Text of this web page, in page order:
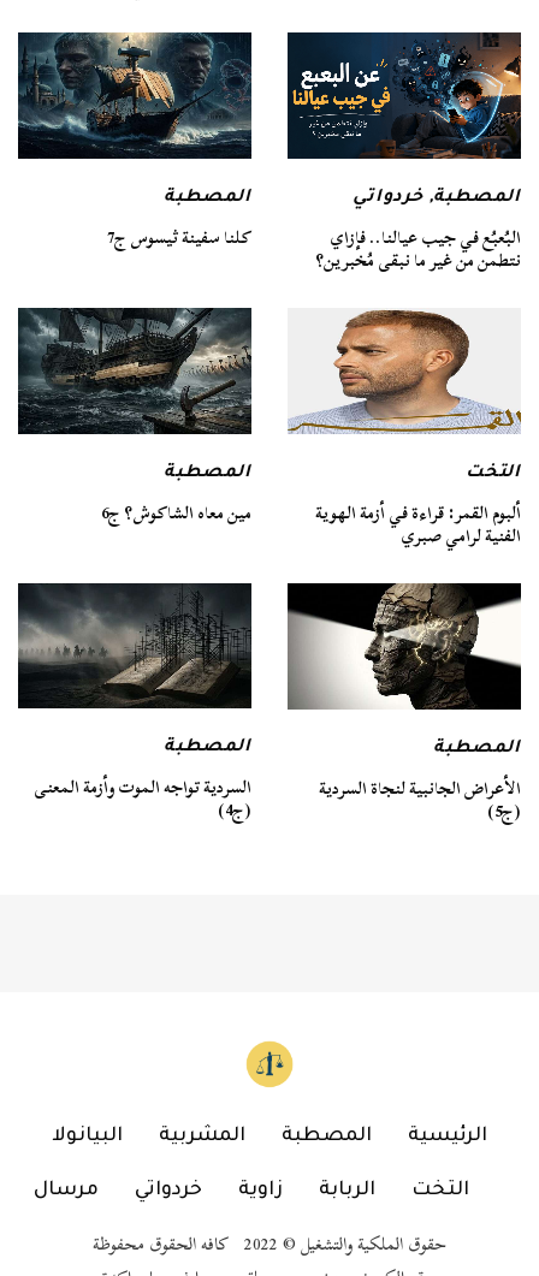
المصطبة,خردواتي
البُعبُع في جيب عيالنا.. فإزاي
نتطمن من غير ما نبقى مُخبرين؟
المصطبة
كلنا سفينة ثيسوس ج7
التخت
ألبوم القمر: قراءة في أزمة الهوية
الفنية لرامي صبري
المصطبة
مين معاه الشاكوش؟ ج6
المصطبة
الأعراض الجانبية لنجاة السردية
(ج5)
المصطبة
السردية تواجه الموت وأزمة المعنى
(ج4)
الرئيسية المصطبة المشربية البيانولا
التخت الربابة زاوية خردواتي مرسال
حقوق الملكية والتشغيل © 2022 كافه الحقوق محفوظة